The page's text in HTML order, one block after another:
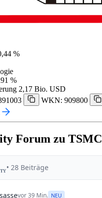
%
%
2,17 Bio. USD
WKN: 909800
Forum zu TSMC